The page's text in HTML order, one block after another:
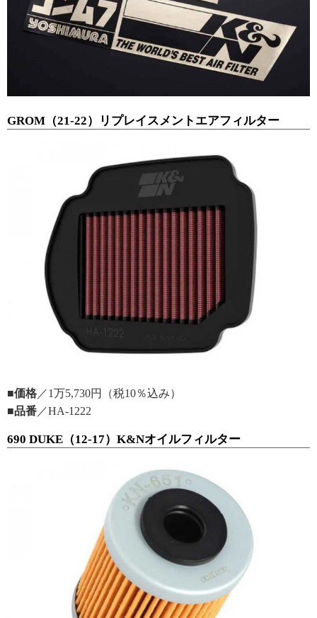
GROM（21-22）リプレイスメントエアフィルター
■価格 ／1万5,730円（税10％込み）
■品番 ／HA-1222
690 DUKE（12-17）K&Nオイルフィルター